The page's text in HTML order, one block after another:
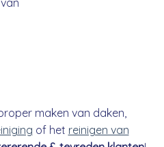
maken van daken,
of het reinigen van